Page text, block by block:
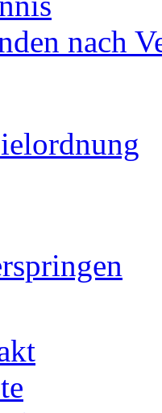
nach